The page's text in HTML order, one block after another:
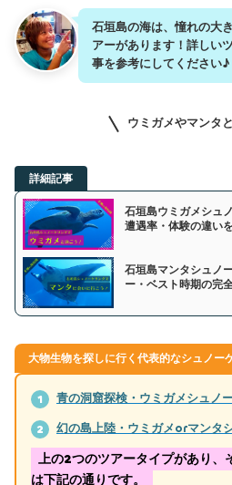
石垣島の海は、憧れの大
アーがあります！詳しい
事を参考にしてください♪
ウミガメやマンタ
詳細記事
石垣島ウミガメシュ
遭遇率・体験の違い
石垣島マンタシュノ
ー・ベスト時期の完
大物生物を探しに行く代表的なシュノー
1 青の洞窟探検・ウミガメシュノ
2 幻の島上陸・ウミガメorマンタ
上の2つのツアータイプがあり、
は下記の通りです。